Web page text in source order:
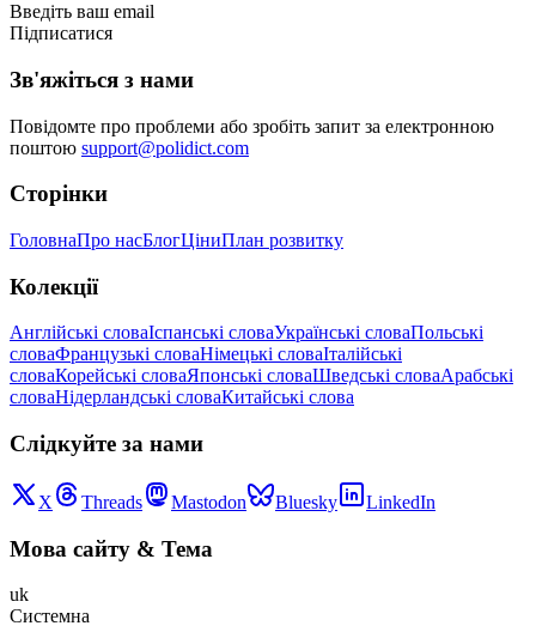
Введіть ваш email
Підписатися
Зв'яжіться з нами
Повідомте про проблеми або зробіть запит за електронною
поштою support@polidict.com
Сторінки
ГоловнаПро насБлогЦіниПлан розвитку
Колекції
Англійські словаІспанські словаУкраїнські словаПольські
словаФранцузькі словаНімецькі словаІталійські
словаКорейські словаЯпонські словаШведські словаАрабські
словаНідерландські словаКитайські слова
Слідкуйте за нами
X Threads Mastodon Bluesky LinkedIn
Мова сайту & Тема
uk
Системна